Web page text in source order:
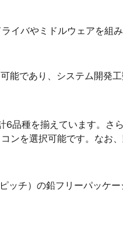
イバやミドルウェアを組
能であり、システム開発
6品種を揃えています。さ
ンを選択可能です。なお
ッチ）の鉛フリーパッケー